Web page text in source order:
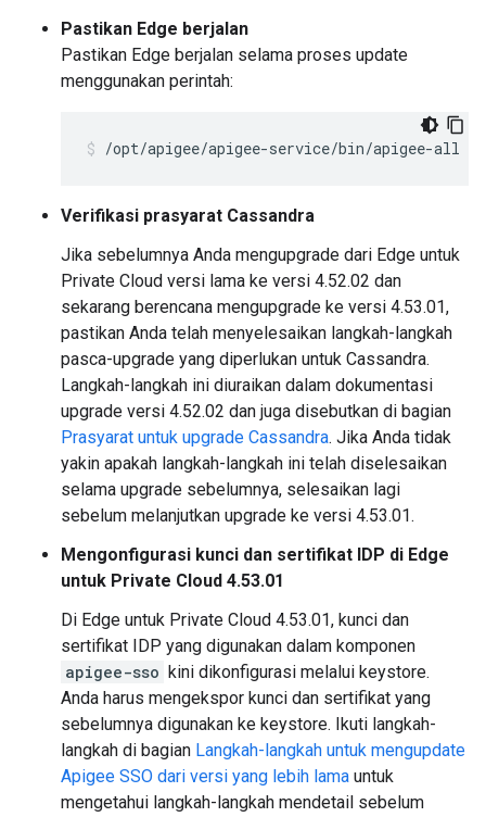
Pastikan Edge berjalan
Pastikan Edge berjalan selama proses update
menggunakan perintah:
/opt/apigee/apigee-service/bin/apigee-all
Verifikasi prasyarat Cassandra
Jika sebelumnya Anda mengupgrade dari Edge untuk
Private Cloud versi lama ke versi 4.52.02 dan
sekarang berencana mengupgrade ke versi 4.53.01,
pastikan Anda telah menyelesaikan langkah-langkah
pasca-upgrade yang diperlukan untuk Cassandra.
Langkah-langkah ini diuraikan dalam dokumentasi
upgrade versi 4.52.02 dan juga disebutkan di bagian
Prasyarat untuk upgrade Cassandra. Jika Anda tidak
yakin apakah langkah-langkah ini telah diselesaikan
selama upgrade sebelumnya, selesaikan lagi
sebelum melanjutkan upgrade ke versi 4.53.01.
Mengonfigurasi kunci dan sertifikat IDP di Edge
untuk Private Cloud 4.53.01
Di Edge untuk Private Cloud 4.53.01, kunci dan
sertifikat IDP yang digunakan dalam komponen
apigee-sso kini dikonfigurasi melalui keystore.
Anda harus mengekspor kunci dan sertifikat yang
sebelumnya digunakan ke keystore. Ikuti langkah-
langkah di bagian Langkah-langkah untuk mengupdate
Apigee SSO dari versi yang lebih lama untuk
mengetahui langkah-langkah mendetail sebelum